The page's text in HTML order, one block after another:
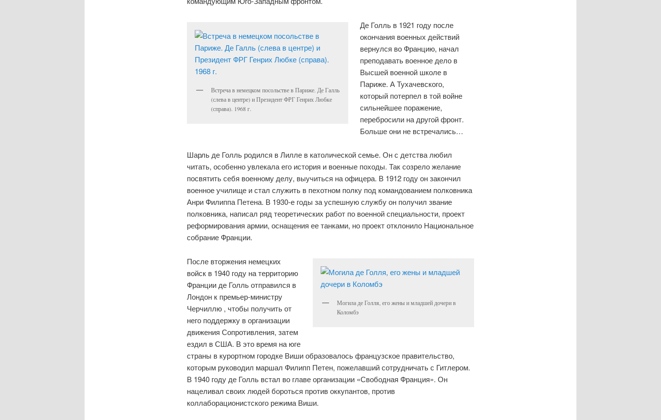
Встреча в немецком посольстве в Париже. Де Галль
(слева в центре) и Президент ФРГ Генрих Любке
(справа). 1968 г.
Де Голль в 1921 году после
окончания военных действий
вернулся во Францию, начал
преподавать военное дело в
Высшей военной школе в
Париже. А Тухачевского,
который потерпел в той войне
сильнейшее поражение,
перебросили на другой фронт.
Больше они не встречались…
Шарль де Голль родился в Лилле в католической семье. Он с детства любил
читать, особенно увлекала его история и военные походы. Так созрело желание
посвятить себя военному делу, выучиться на офицера. В 1912 году он закончил
военное училище и стал служить в пехотном полку под командованием полковника
Анри Филиппа Петена. В 1930-е годы за успешную службу он получил звание
полковника, написал ряд теоретических работ по военной специальности, проект
реформирования армии, оснащения ее танками, но проект отклонило Национальное
собрание Франции.
Могила де Голля, его жены и младшей дочери в
Коломбэ
После вторжения немецких
войск в 1940 году на территорию
Франции де Голль отправился в
Лондон к премьер-министру
Черчиллю , чтобы получить от
него поддержку в организации
движения Сопротивления, затем
ездил в США. В это время на юге
страны в курортном городке Виши образовалось французское правительство,
которым руководил маршал Филипп Петен, пожелавший сотрудничать с Гитлером.
В 1940 году де Голль встал во главе организации «Свободная Франция». Он
нацеливал своих людей бороться против оккупантов, против
коллаборационистского режима Виши.